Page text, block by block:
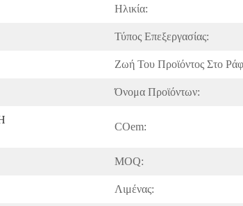
Ηλικία:
Τύπος Επεξεργασίας:
Ζωή Του Προϊόντος Στο
Όνομα Προϊόντων:
COem:
MOQ:
Λιμένας: